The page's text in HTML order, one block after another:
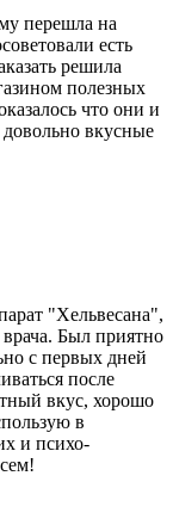
перешла на
есть
решила
полезных
что они и
вкусные
"Хельвесана",
Был приятно
с первых дней
после
вкус, хорошо
в
и психо-